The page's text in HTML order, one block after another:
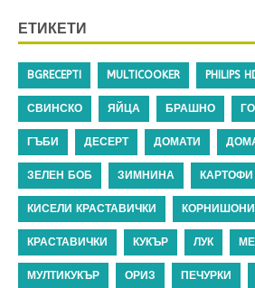
ЕТИКЕТИ
BGRECEPTI MULTICOOKER PHILIPS
СВИНСКО ЯЙЦА БРАШНО
ГЪБИ ДЕСЕРТ ДОМАТИ
ЗЕЛЕН БОБ ЗИМНИНА КАРТОФИ
КИСЕЛИ КРАСТАВИЧКИ КОРНИШОНИ
КРАСТАВИЧКИ КУКЪР ЛУК
МУЛТИКУКЪР ОРИЗ ПЕЧУРКИ